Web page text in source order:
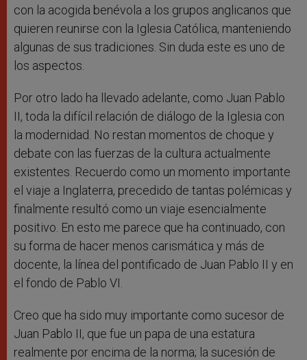
con la acogida benévola a los grupos anglicanos que
quieren reunirse con la Iglesia Católica, manteniendo
algunas de sus tradiciones. Sin duda este es uno de
los aspectos.
Por otro lado ha llevado adelante, como Juan Pablo
II, toda la difícil relación de diálogo de la Iglesia con
la modernidad. No restan momentos de choque y
debate con las fuerzas de la cultura actualmente
existentes. Recuerdo como un momento importante
el viaje a Inglaterra, precedido de tantas polémicas y
finalmente resultó como un viaje esencialmente
positivo. En esto me parece que ha continuado, con
su forma de hacer menos carismática y más de
docente, la línea del pontificado de Juan Pablo II y en
el fondo de Pablo VI.
Creo que ha sido muy importante como sucesor de
Juan Pablo II, que fue un papa de una estatura
realmente por encima de la norma; la sucesión de